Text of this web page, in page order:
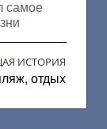
самое
ИСТОРИЯ
отдых